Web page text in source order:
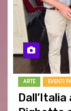
ARTE EVENTI